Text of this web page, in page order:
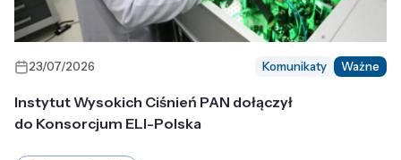
23/07/2026 Komunikaty Ważne
Instytut Wysokich Ciśnień PAN dołączył
do Konsorcjum ELI-Polska